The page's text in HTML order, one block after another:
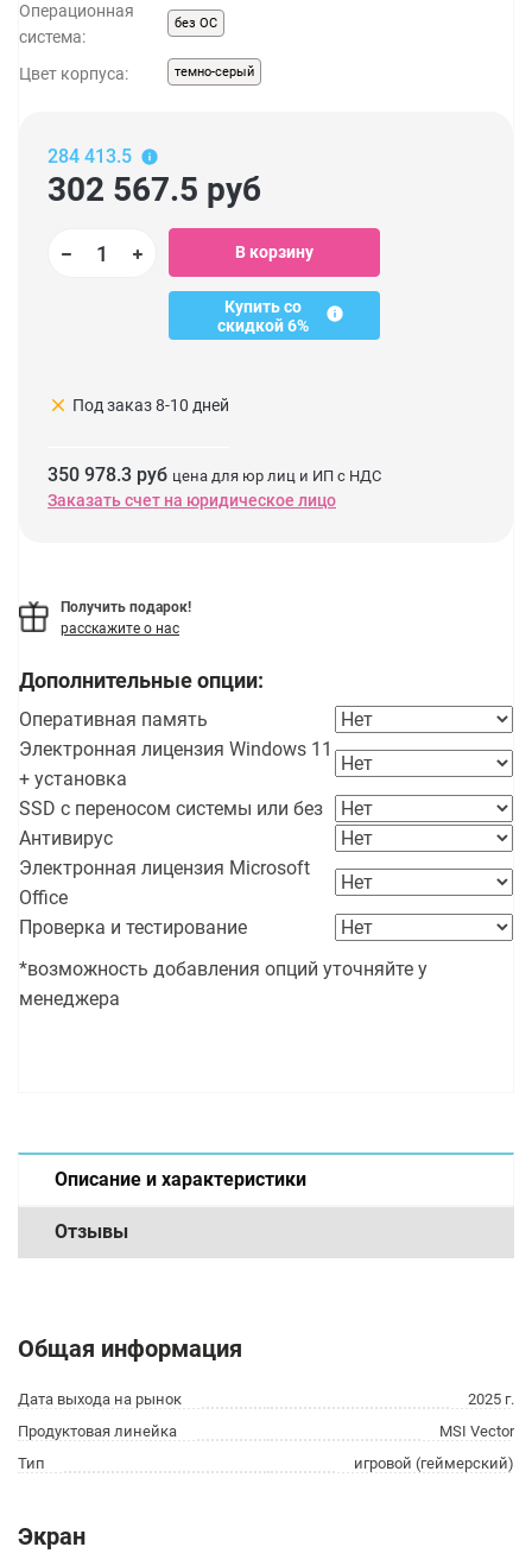
Операционная
система:
без ОС
Цвет корпуса: темно-серый
284 413.5
302 567.5 руб
В корзину
Купить со
скидкой 6%
clear Под заказ 8-10 дней
350 978.3 руб цена для юр лиц и ИП с НДС
Заказать счет на юридическое лицо
Получить подарок!
расскажите о нас
Дополнительные опции:
Оперативная память
Электронная лицензия Windows 11
+ установка
SSD с переносом системы или без
Антивирус
Электронная лицензия Microsoft
Office
Проверка и тестирование
*возможность добавления опций уточняйте у
менеджера
Описание и характеристики
Отзывы
Общая информация
Дата выхода на рынок
2025 г.
Продуктовая линейка
MSI Vector
Тип
игровой (геймерский)
Экран